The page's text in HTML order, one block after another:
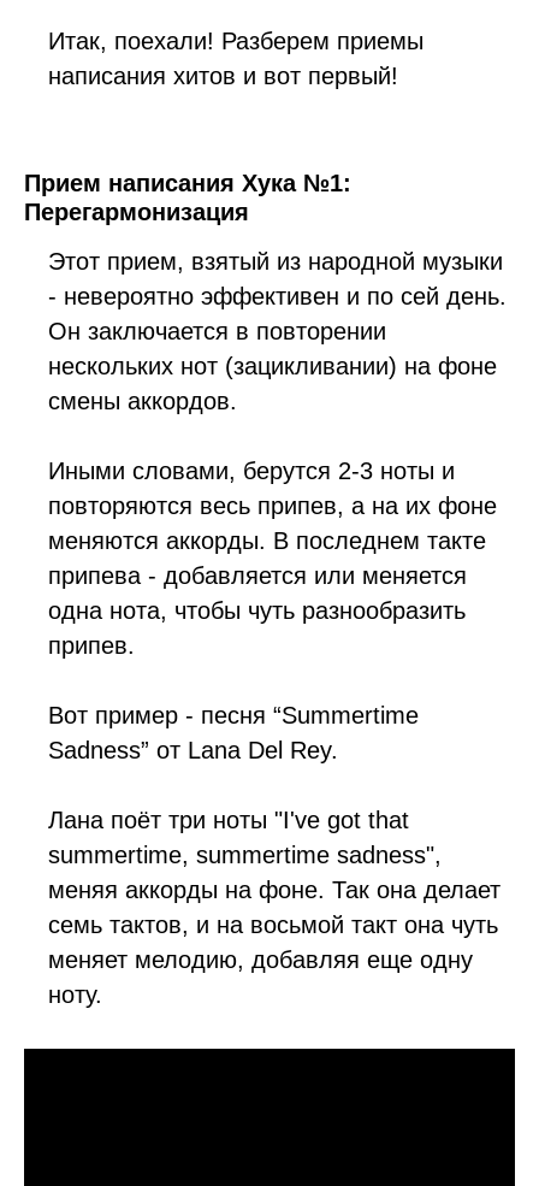
Итак, поехали! Разберем приемы
написания хитов и вот первый!
Прием написания Хука №1:
Перегармонизация
Этот прием, взятый из народной музыки
- невероятно эффективен и по сей день.
Он заключается в повторении
нескольких нот (зацикливании) на фоне
смены аккордов.
Иными словами, берутся 2-3 ноты и
повторяются весь припев, а на их фоне
меняются аккорды. В последнем такте
припева - добавляется или меняется
одна нота, чтобы чуть разнообразить
припев.
Вот пример - песня “Summertime
Sadness” от Lana Del Rey.
Лана поёт три ноты "I've got that
summertime, summertime sadness",
меняя аккорды на фоне. Так она делает
семь тактов, и на восьмой такт она чуть
меняет мелодию, добавляя еще одну
ноту.